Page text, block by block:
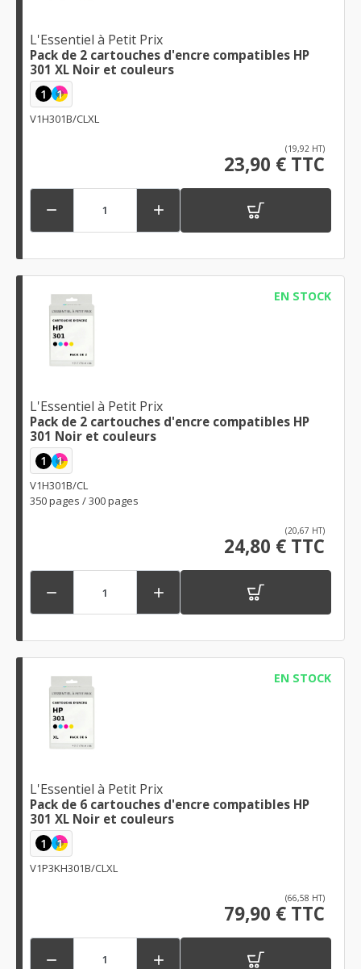
L'Essentiel à Petit Prix
Pack de 2 cartouches d'encre compatibles HP
301 XL Noir et couleurs
1 1
V1H301B/CLXL
(19,92 HT)
23,90 € TTC
 
EN STOCK
L'Essentiel à Petit Prix
Pack de 2 cartouches d'encre compatibles HP
301 Noir et couleurs
1 1
V1H301B/CL
350 pages / 300 pages
(20,67 HT)
24,80 € TTC
 
EN STOCK
L'Essentiel à Petit Prix
Pack de 6 cartouches d'encre compatibles HP
301 XL Noir et couleurs
1 1
V1P3KH301B/CLXL
(66,58 HT)
79,90 € TTC
 